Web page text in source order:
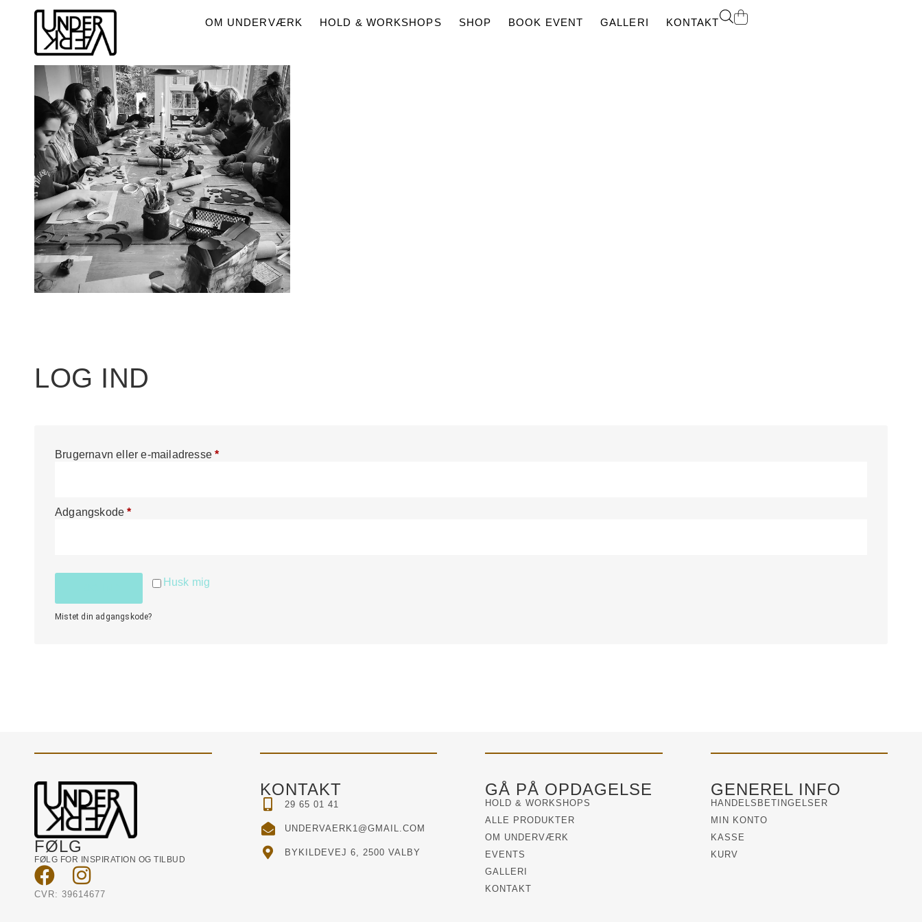
OM UNDERVÆRK HOLD & WORKSHOPS SHOP BOOK EVENT GALLERI KONTAKT
LOG IND
Brugernavn eller e-mailadresse*
Adgangskode*
Husk mig
Mistet din adgangskode?
FØLG
FØLG FOR INSPIRATION OG TILBUD
CVR: 39614677
KONTAKT
29 65 01 41
UNDERVAERK1@GMAIL.COM
BYKILDEVEJ 6, 2500 VALBY
GÅ PÅ OPDAGELSE
HOLD & WORKSHOPS
ALLE PRODUKTER
OM UNDERVÆRK
EVENTS
GALLERI
KONTAKT
GENEREL INFO
HANDELSBETINGELSER
MIN KONTO
KASSE
KURV